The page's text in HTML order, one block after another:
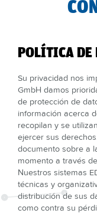
POLÍTICA
Su privacidad nos
GmbH damos
de protección de
información acerca
recopilan y se
ejercer sus
documento sobre a
momento a través
Nuestros sistemas
técnicas y
distribución de sus
como contra su